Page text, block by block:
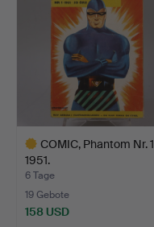
COMIC, Phantom Nr. 1
1951.
6 Tage
19 Gebote
158 USD